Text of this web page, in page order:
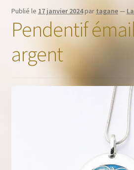
Publié le 17 janvier 2024par tagane—
Pendentif
argent